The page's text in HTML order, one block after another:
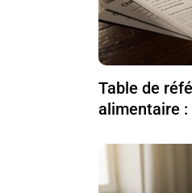
Table de
alimentaire